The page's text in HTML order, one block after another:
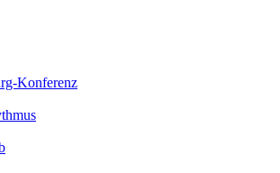
Konferenz